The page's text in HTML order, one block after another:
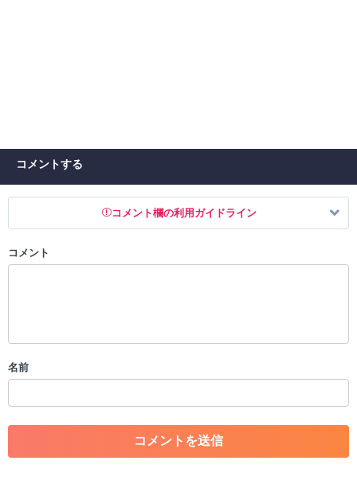
コメントする
コメント欄の利用ガイドライン
以下の書き込みを禁止とし、場合によってはコメント削除や書き込み制
・一度削除された投稿を再び投稿すること
・アカウントの売買など金銭が絡む内容の投稿
・各ゲームのネタバレを含む内容の投稿
・その他、管理者が不適切と判断した投稿
コメント
名前